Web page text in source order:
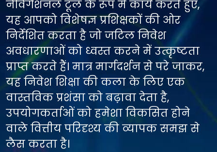
नेविगेशनल टूल के रूप में कार्य करते हुए,
यह आपको विशेषज्ञ प्रशिक्षकों की ओर
निर्देशित करता है जो जटिल निवेश
अवधारणाओं को ध्वस्त करने में उत्कृष्टता
प्राप्त करते हैं। मात्र मार्गदर्शन से परे जाकर,
यह निवेश शिक्षा की कला के लिए एक
वास्तविक प्रशंसा को बढ़ावा देता है,
उपयोगकर्ताओं को हमेशा विकसित होने
वाले वित्तीय परिदृश्य की व्यापक समझ से
लैस करता है।